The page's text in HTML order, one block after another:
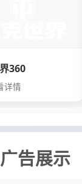
360
详情
广告展示